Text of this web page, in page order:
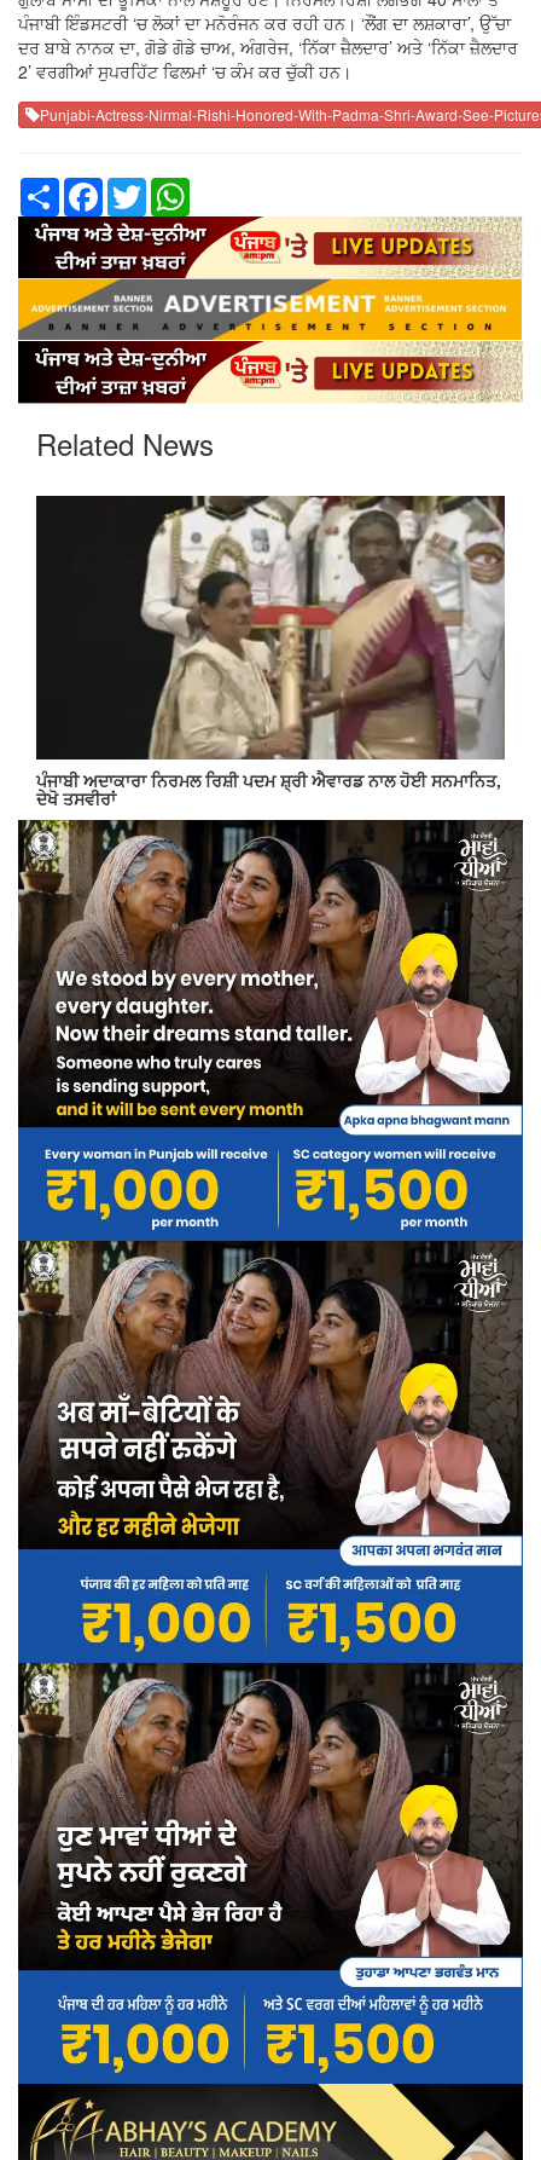
ਪੰਜਾਬੀ ਇੰਡਸਟਰੀ ‘ਚ ਲੋਕਾਂ ਦਾ ਮਨੋਰੰਜਨ ਕਰ ਰਹੀ ਹਨ। ‘ਲੌਂਗ ਦਾ ਲਸ਼ਕਾਰਾ’, ਉੱਚਾ
ਦਰ ਬਾਬੇ ਨਾਨਕ ਦਾ, ਗੋਡੇ ਗੋਡੇ ਚਾਅ, ਅੰਗਰੇਜ, ‘ਨਿੱਕਾ ਜ਼ੈਲਦਾਰ’ ਅਤੇ ‘ਨਿੱਕਾ ਜ਼ੈਲਦਾਰ
2’ ਵਰਗੀਆਂ ਸੁਪਰਹਿੱਟ ਫਿਲਮਾਂ ‘ਚ ਕੰਮ ਕਰ ਚੁੱਕੀ ਹਨ।
Punjabi-Actress-Nirmal-Rishi-Honored-With-Padma-Shri-Award-See-
Share Facebook
Twitter
Related News
ਪੰਜਾਬੀ ਅਦਾਕਾਰਾ ਨਿਰਮਲ ਰਿਸ਼ੀ ਪਦਮ ਸ਼੍ਰੀ ਐਵਾਰਡ ਨਾਲ ਹੋਈ ਸਨਮਾਨਿਤ,
ਦੇਖੋ ਤਸਵੀਰਾਂ